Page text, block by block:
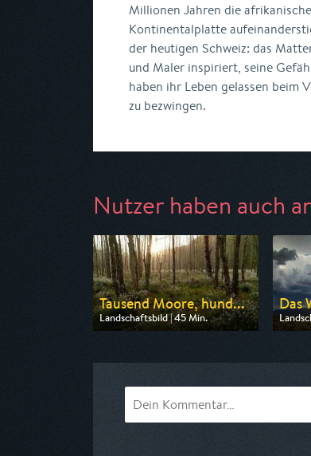
Millionen Jahren die
Kontinentalplatte
der heutigen Schweiz: das
und Maler inspiriert, seine
haben ihr Leben gelassen beim
zu bezwingen.
Nutzer haben auch
Tausend Moore, hund...
Landschaftsbild | 45 Min.
Ausgestrahlt von rbb
Das